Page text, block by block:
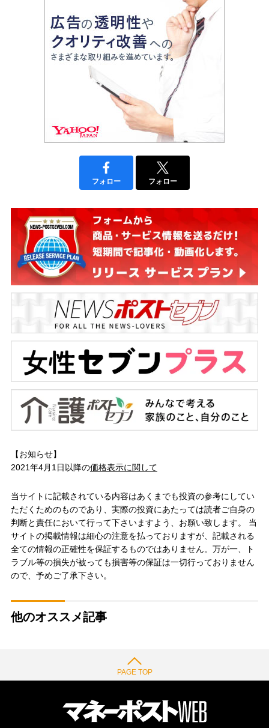
フォロー フォロー
【お知らせ】
2021年4月1日以降の価格表示に関して
当サイトに記載されている内容はあくまでも投資の参考にしてい
ただくためのものであり、実際の投資にあたっては読者ご自身の
判断と責任において行って下さいますよう、お願い致します。 当
サイトの掲載情報は細心の注意を払っておりますが、記載される
全ての情報の正確性を保証するものではありません。万が一、ト
ラブル等の損失が被っても損害等の保証は一切行っておりません
ので、予めご了承下さい。
他のオススメ記事
PAGE TOP